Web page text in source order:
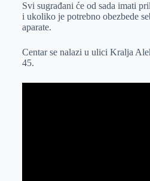
o
o
n
d
A
Svi sugrađani će od sada imati
i ukoliko je potrebno obezbede
aparate.
Centar se nalazi u ulici Kralja
45.